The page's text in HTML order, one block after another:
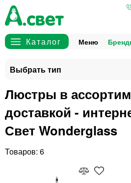
Меню
Люстры в
доставкой -
Свет Wonderglass
6